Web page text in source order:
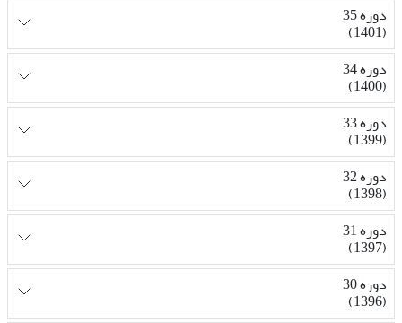
دوره 35
(1401)
دوره 34
(1400)
دوره 33
(1399)
دوره 32
(1398)
دوره 31
(1397)
دوره 30
(1396)